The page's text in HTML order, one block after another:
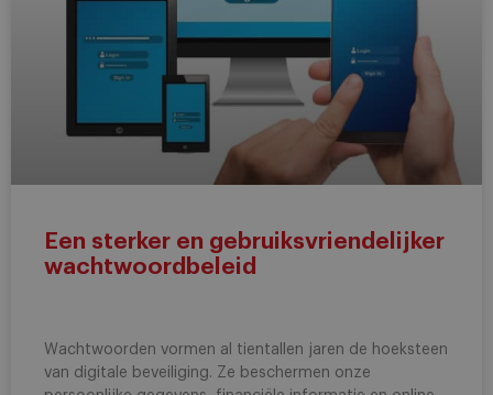
Een sterker en gebruiksvriendelijker
wachtwoordbeleid
Wachtwoorden vormen al tientallen jaren de hoeksteen
van digitale beveiliging. Ze beschermen onze